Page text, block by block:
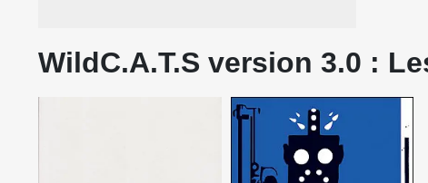
WildC.A.T.S version 3.0 :